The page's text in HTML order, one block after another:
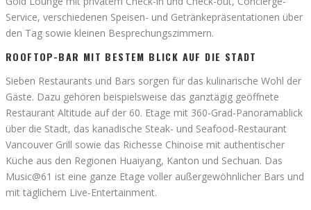
Service, verschiedenen Speisen- und Getränkepräsentationen über
den Tag sowie kleinen Besprechungszimmern.
ROOFTOP-BAR MIT BESTEM BLICK AUF DIE STADT
Sieben Restaurants und Bars sorgen für das kulinarische Wohl der
Gäste. Dazu gehören beispielsweise das ganztägig geöffnete
Restaurant Altitude auf der 60. Etage mit 360-Grad-Panoramablick
über die Stadt, das kanadische Steak- und Seafood-Restaurant
Vancouver Grill sowie das Richesse Chinoise mit authentischer
Küche aus den Regionen Huaiyang, Kanton und Sechuan. Das
Music@61 ist eine ganze Etage voller außergewöhnlicher Bars und
mit täglichem Live-Entertainment.